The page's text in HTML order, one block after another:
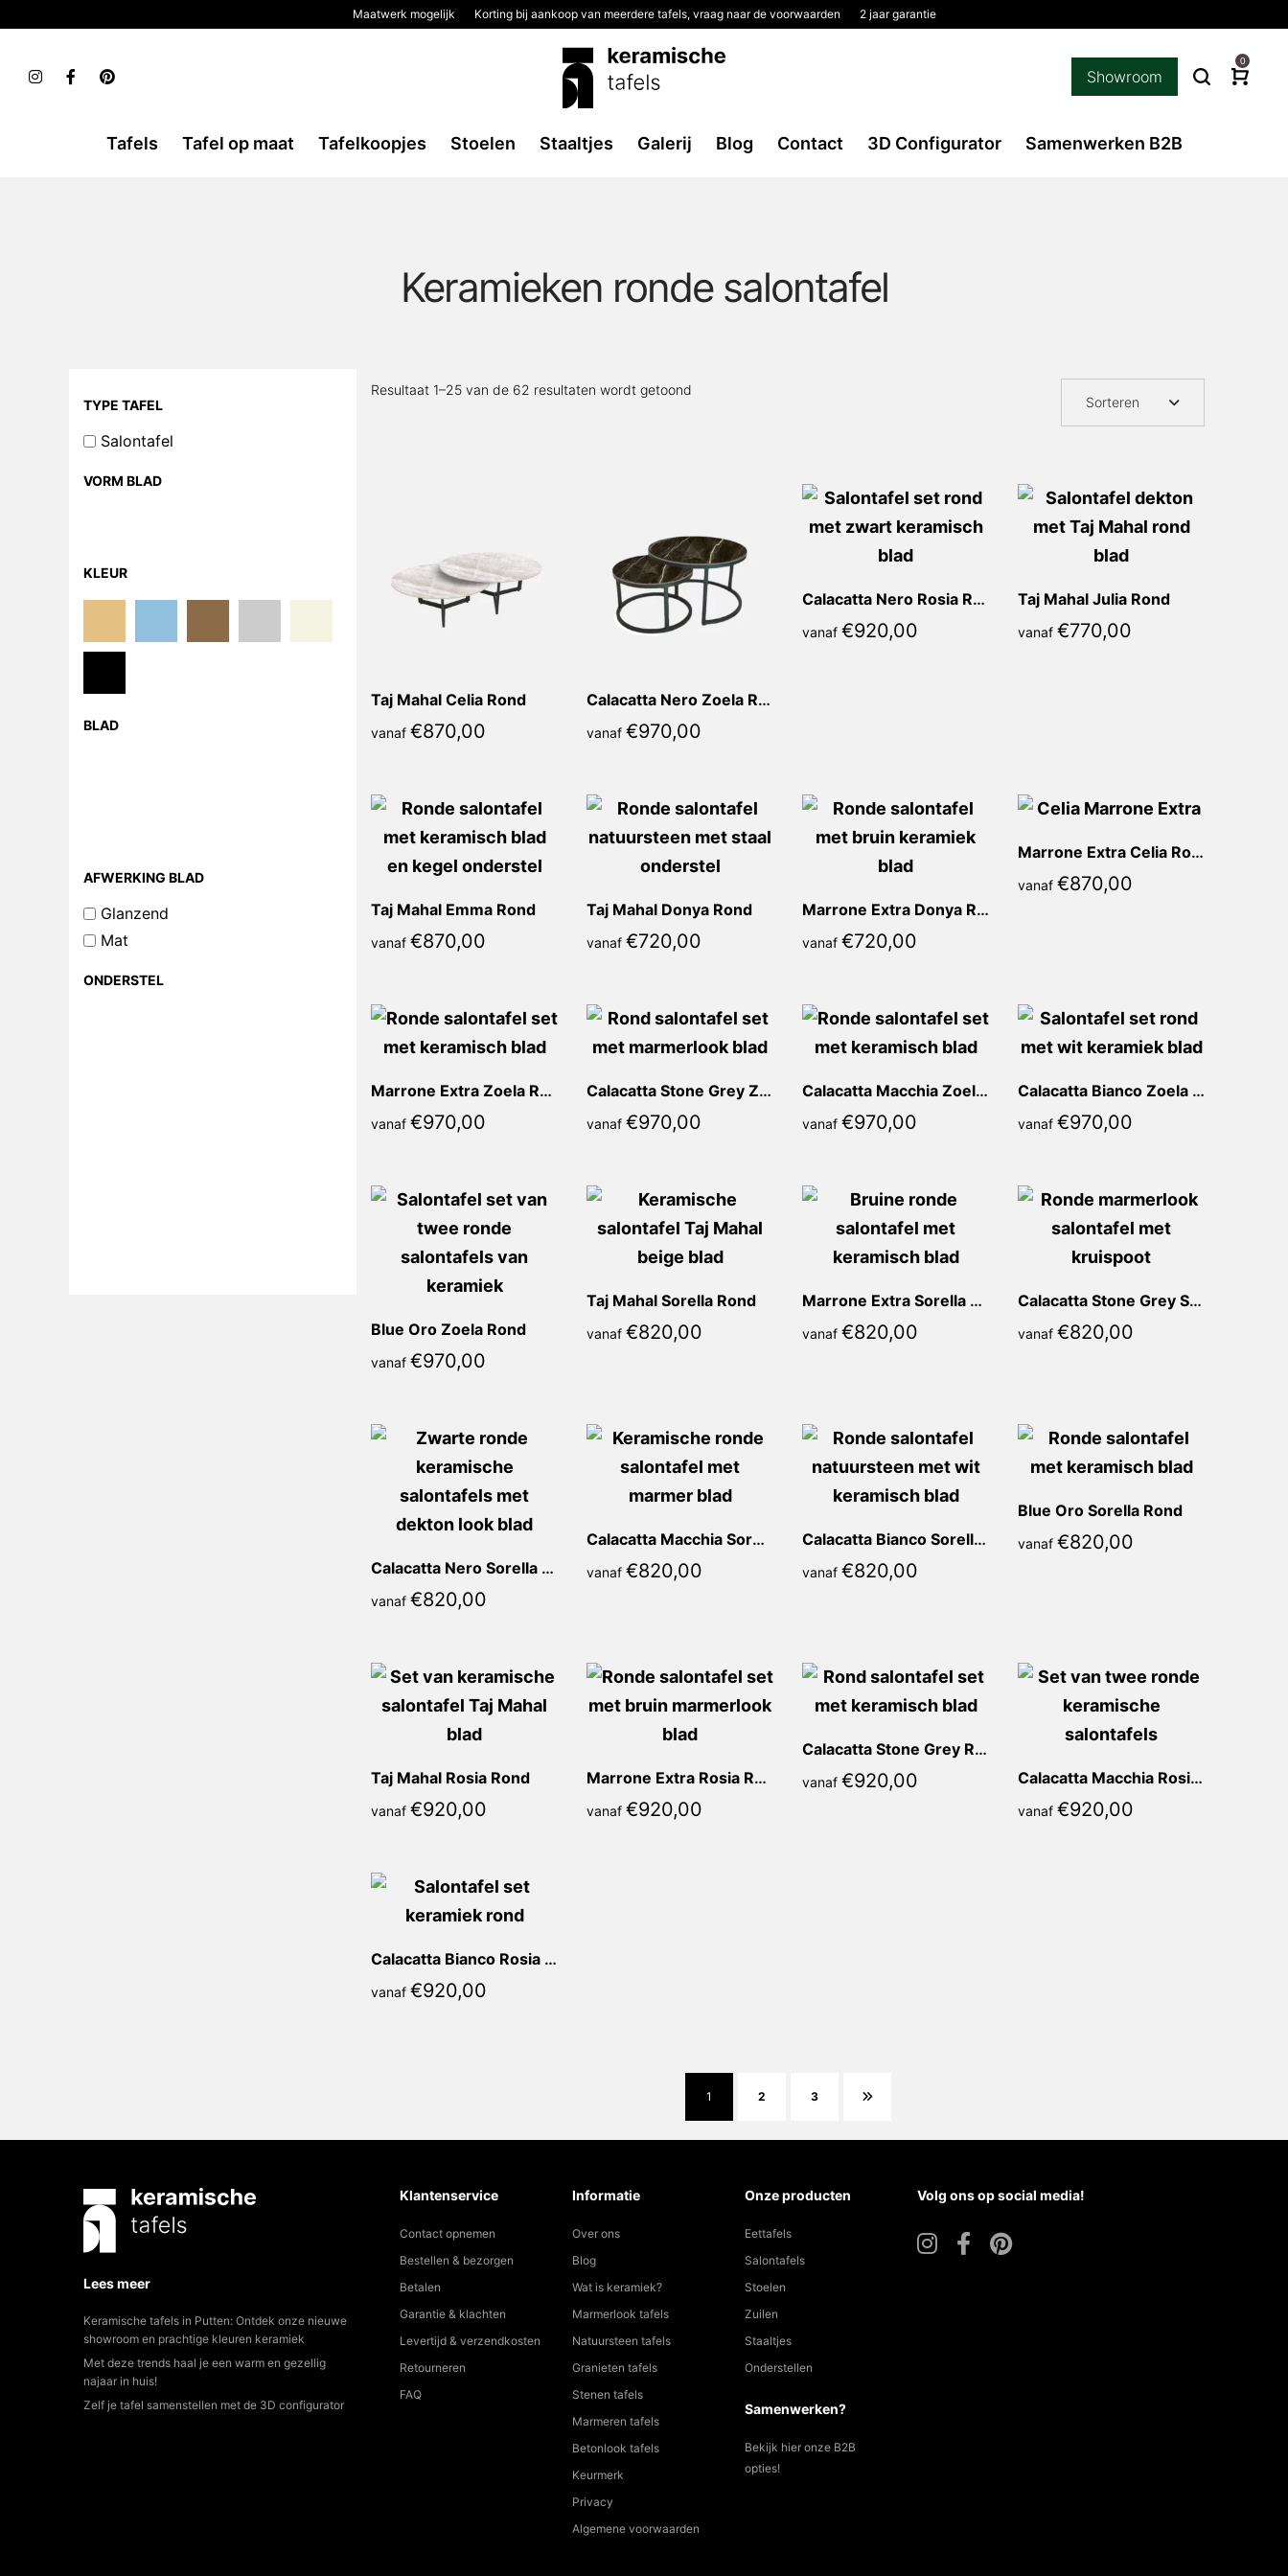
Maatwerk mogelijk Korting bij aankoop van meerdere tafels, vraag naar de voorwaarden 2 jaar garantie
Showroom
0
Tafels Tafel op maat Tafelkoopjes Stoelen Staaltjes Galerij Blog Contact 3D Configurator Samenwerken B2B
Keramieken ronde salontafel
Resultaat 1–25 van de 62 resultaten wordt getoond
Sorteren
Taj Mahal Celia Rond
vanaf €870,00
Calacatta Nero Zoela Rond
vanaf €970,00
Calacatta Nero Rosia Rond
vanaf €920,00
Taj Mahal Julia Rond
vanaf €770,00
Taj Mahal Emma Rond
vanaf €870,00
Taj Mahal Donya Rond
vanaf €720,00
Marrone Extra Donya Rond
vanaf €720,00
Marrone Extra Celia Rond
vanaf €870,00
Marrone Extra Zoela Rond
vanaf €970,00
Calacatta Stone Grey Zoela Rond
vanaf €970,00
Calacatta Macchia Zoela Rond
vanaf €970,00
Calacatta Bianco Zoela Rond
vanaf €970,00
Blue Oro Zoela Rond
vanaf €970,00
Taj Mahal Sorella Rond
vanaf €820,00
Marrone Extra Sorella Rond
vanaf €820,00
Calacatta Stone Grey Sorella Rond
vanaf €820,00
Calacatta Nero Sorella Rond
vanaf €820,00
Calacatta Macchia Sorella Rond
vanaf €820,00
Calacatta Bianco Sorella Rond
vanaf €820,00
Blue Oro Sorella Rond
vanaf €820,00
Taj Mahal Rosia Rond
vanaf €920,00
Marrone Extra Rosia Rond
vanaf €920,00
Calacatta Stone Grey Rosia Rond
vanaf €920,00 Calacatta Macchia Rosia Rond
vanaf €920,00
Calacatta Bianco Rosia Rond
vanaf €920,00
1 2 3
TYPE TAFEL
Salontafel
VORM BLAD
KLEUR
BLAD
AFWERKING BLAD
Glanzend
Mat
ONDERSTEL
Lees meer
Keramische tafels in Putten: Ontdek onze nieuwe
showroom en prachtige kleuren keramiek
Met deze trends haal je een warm en gezellig
najaar in huis!
Zelf je tafel samenstellen met de 3D configurator
Klantenservice
Contact opnemen
Bestellen & bezorgen
Betalen
Garantie & klachten
Levertijd & verzendkosten
Retourneren
FAQ
Informatie
Over ons
Blog
Wat is keramiek?
Marmerlook tafels
Natuursteen tafels
Granieten tafels
Stenen tafels
Marmeren tafels
Betonlook tafels
Keurmerk
Privacy
Algemene voorwaarden
Onze producten
Eettafels
Salontafels
Stoelen
Zuilen
Staaltjes
Onderstellen
Samenwerken?
Bekijk hier onze B2B
opties!
Volg ons op social media!